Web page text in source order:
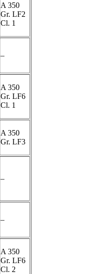
A 350
Gr. LF2
Cl. 1
–
A 350
Gr. LF6
Cl. 1
A 350
Gr. LF3
–
–
A 350
Gr. LF6
Cl. 2